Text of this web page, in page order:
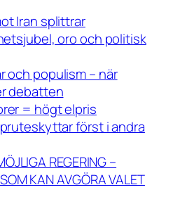
Iran splittrar
oro och politisk
och populism – när
debatten
= högt elpris
först i andra
REGERING –
KAN AVGÖRA VALET